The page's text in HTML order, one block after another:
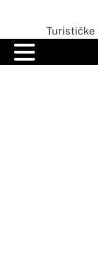
content
Turističke